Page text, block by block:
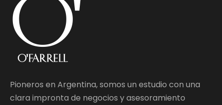
Pioneros en Argentina, somos un estudio con una
clara impronta de negocios y asesoramiento